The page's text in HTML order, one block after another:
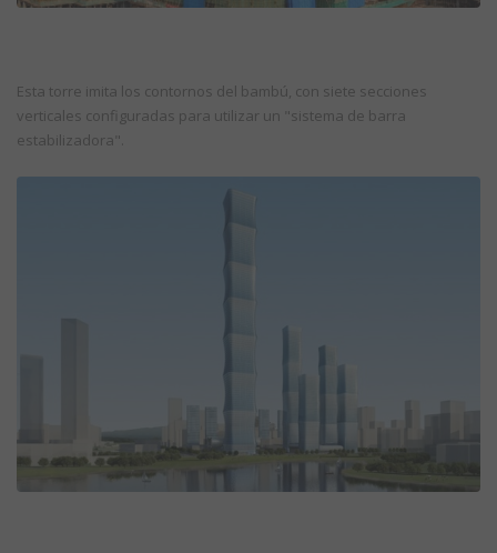
Esta torre imita los contornos del bambú, con siete secciones
verticales configuradas para utilizar un "sistema de barra
estabilizadora".